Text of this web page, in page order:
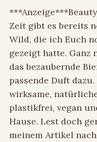
Zeit gibt es bereits
Wild, die ich Euch
gezeigt hatte. Ganz
das bezaubernde
passende Duft
wirksame,
plastikfrei, vegan
Hause. Lest doch
meinem Artikel